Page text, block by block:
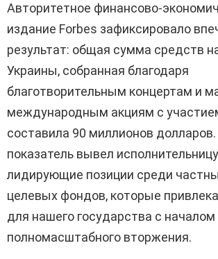
Авторитетное финансово-
издание Forbes зафиксировало
результат: общая сумма средств
Украины, собранная благодаря
благотворительным концертам и
международным акциям с
составила 90 миллионов
показатель вывел
лидирующие позиции среди
целевых фондов, которые
для нашего государства с началом
полномасштабного вторжения.